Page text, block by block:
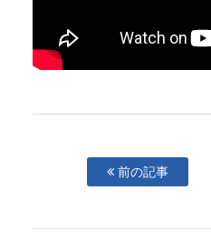
前の記事